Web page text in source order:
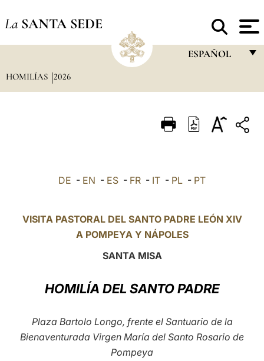
La SANTA SEDE
ESPAÑOL
ITALIANO
POLSKI
العربيّة
LATINE
HOMILÍAS 2026
DE - EN - ES - FR - IT - PL - PT
VISITA PASTORAL DEL SANTO PADRE LEÓN XIV
A POMPEYA Y NÁPOLES
SANTA MISA
HOMILÍA DEL SANTO PADRE
Plaza Bartolo Longo, frente el Santuario de la
Bienaventurada Virgen María del Santo Rosario de
Pompeya